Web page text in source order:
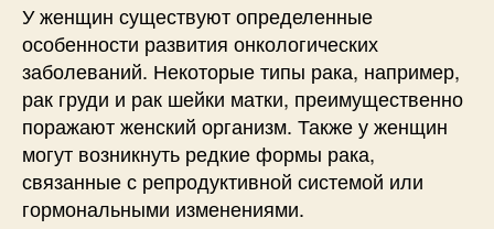
У женщин существуют определенные
особенности развития онкологических
заболеваний. Некоторые типы рака, например,
рак груди и рак шейки матки, преимущественно
поражают женский организм. Также у женщин
могут возникнуть редкие формы рака,
связанные с репродуктивной системой или
гормональными изменениями.